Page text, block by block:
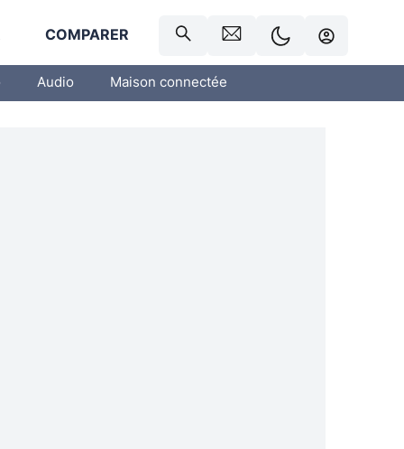
COMPARER
Audio Maison connectée